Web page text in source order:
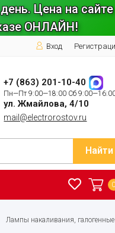
Цена на сайте
ОНЛАЙН!
Вход
+7 (863) 201-10-40
Пн—Пт 9:00—18:00 Сб
ул. Жмайлова, 4/10
mail@electrorostov.ru
Найти
Лампы накаливания, галогенные